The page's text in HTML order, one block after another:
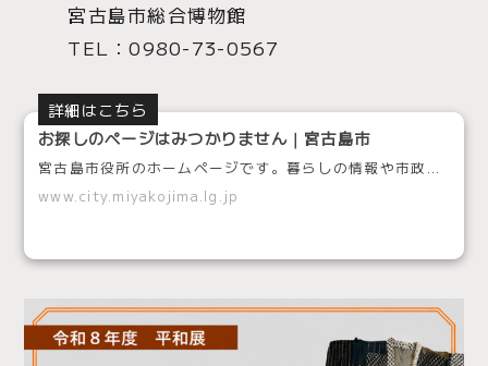
宮古島市総合博物館
TEL：0980-73-0567
詳細はこちら
お探しのページはみつかりません｜宮古島市
www.city.miyakojima.lg.jp